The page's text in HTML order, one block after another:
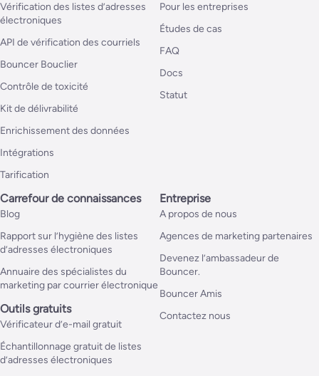
Vérification des listes d’adresses
électroniques
API de vérification des courriels
Bouncer Bouclier
Contrôle de toxicité
Kit de délivrabilité
Enrichissement des données
Intégrations
Tarification
Pour les entreprises
Études de cas
FAQ
Docs
Statut
Carrefour de connaissances
Blog
Rapport sur l’hygiène des listes
d’adresses électroniques
Annuaire des spécialistes du
marketing par courrier électronique
Outils gratuits
Vérificateur d’e-mail gratuit
Échantillonnage gratuit de listes
d’adresses électroniques
Entreprise
A propos de nous
Agences de marketing partenaires
Devenez l’ambassadeur de
Bouncer.
Bouncer Amis
Contactez nous